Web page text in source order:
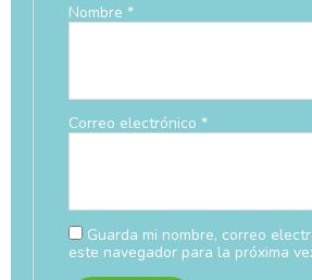
Nombre *
Correo electrónico *
Guarda mi nombre, correo
este navegador para la próxima